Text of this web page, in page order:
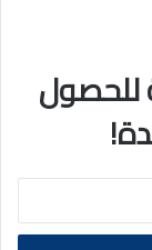
للحصول